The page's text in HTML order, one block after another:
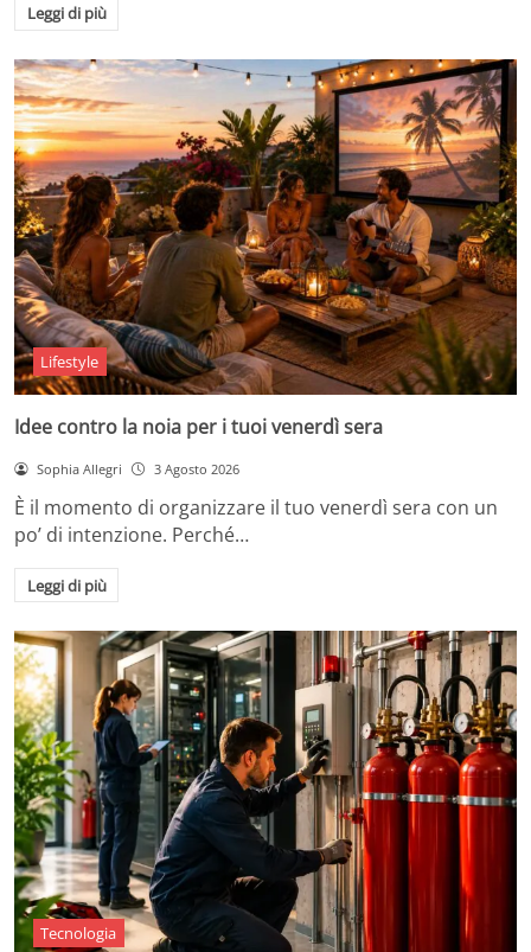
Leggi di più
Lifestyle
Idee contro la noia per i tuoi venerdì sera
Sophia Allegri 3 Agosto 2026
È il momento di organizzare il tuo venerdì sera con un
po’ di intenzione. Perché…
Leggi di più
Tecnologia